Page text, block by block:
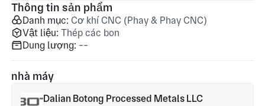
Thông tin sản phẩm
Danh mục: Cơ khí CNC (Phay & Phay CNC)
Vật liệu: Thép các bon
Dung lượng: --
nhà máy
Dalian Botong Processed Metals LLC